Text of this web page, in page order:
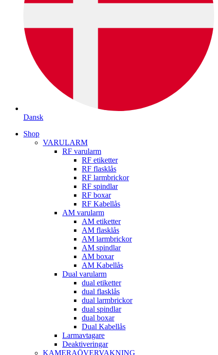
Dansk
Shop
VARULARM
RF varularm
RF etiketter
RF flasklås
RF larmbrickor
RF spindlar
RF boxar
RF Kabellås
AM varularm
AM etiketter
AM flasklås
AM larmbrickor
AM spindlar
AM boxar
AM Kabellås
Dual varularm
dual etiketter
dual flasklås
dual larmbrickor
dual spindlar
dual boxar
Dual Kabellås
Larmavtagare
Deaktiveringar
KAMERAÖVERVAKNING